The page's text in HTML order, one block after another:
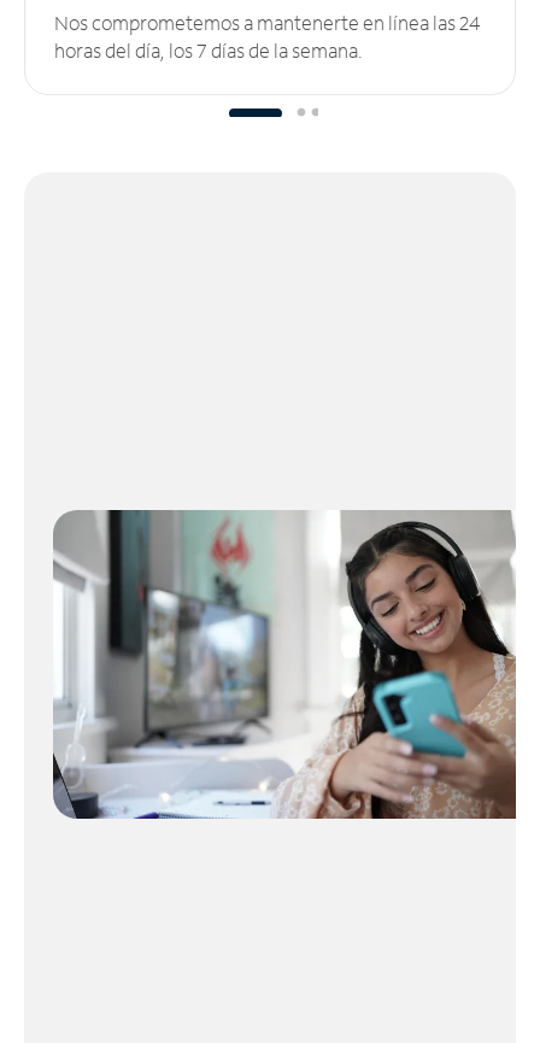
Nos comprometemos a mantenerte en línea las 24
horas del día, los 7 días de la semana.